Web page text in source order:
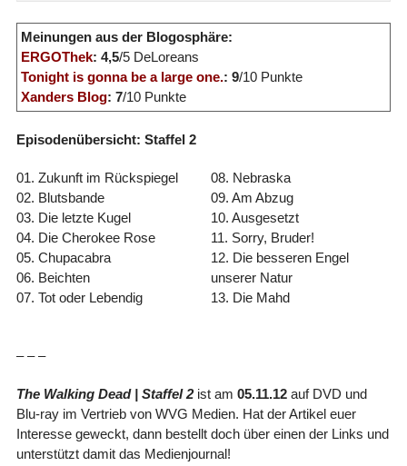
Meinungen aus der Blogosphäre:
ERGOThek: 4,5/5 DeLoreans
Tonight is gonna be a large one.: 9/10 Punkte
Xanders Blog: 7/10 Punkte
Episodenübersicht: Staffel 2
01. Zukunft im Rückspiegel
02. Blutsbande
03. Die letzte Kugel
04. Die Cherokee Rose
05. Chupacabra
06. Beichten
07. Tot oder Lebendig
08. Nebraska
09. Am Abzug
10. Ausgesetzt
11. Sorry, Bruder!
12. Die besseren Engel
unserer Natur
13. Die Mahd
– – –
The Walking Dead | Staffel 2ist am 05.11.12auf DVD und
Blu-ray im Vertrieb von WVG Medien. Hat der Artikel euer
Interesse geweckt, dann bestellt doch über einen der Links und
unterstützt damit das Medienjournal!